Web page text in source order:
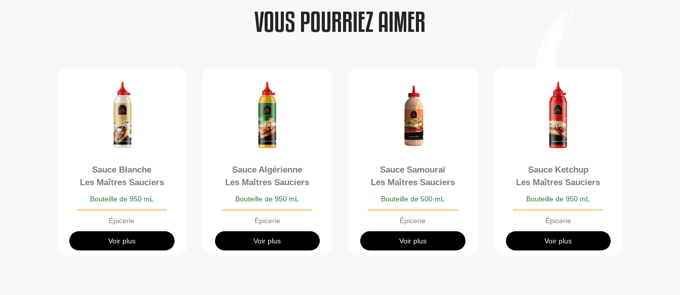
VOUS POURRIEZ AIMER
Sauce Blanche
Les Maîtres Sauciers
Bouteille de 950 mL
Épicerie
Voir plus
Sauce Algérienne
Les Maîtres Sauciers
Bouteille de 950 mL
Épicerie
Voir plus
Sauce Samouraï
Les Maîtres Sauciers
Bouteille de 500 mL
Épicerie
Voir plus
Sauce Ketchup
Les Maîtres Sauciers
Bouteille de 950 mL
Épicerie
Voir plus